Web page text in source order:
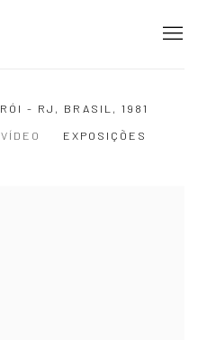
- RJ, BRASIL, 1981
VÍDEO
EXPOSIÇÕES